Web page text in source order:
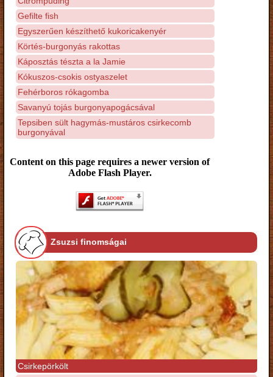
Gefilte fish
Egyszerűen készíthető kukoricakenyér
Körtés-burgonyás rakottas
Káposztás tészta a la Jamie
Kókuszos-csokis ostyaszelet
Fehérboros rókagomba
Savanyú tojás burgonyapogácsával
Tepsiben sült hagymás-mustáros csirkecomb
burgonyával
Content on this page requires a newer version of
Adobe Flash Player.
Zsuzsi finomságai
Csirkepörkölt